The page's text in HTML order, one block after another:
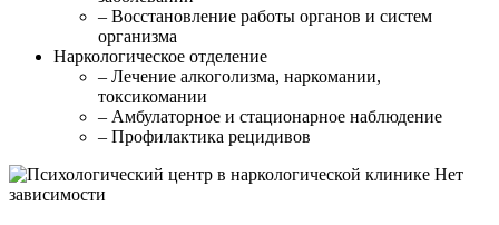
– Восстановление работы органов и систем
организма
Наркологическое отделение
– Лечение алкоголизма, наркомании,
токсикомании
– Амбулаторное и стационарное наблюдение
– Профилактика рецидивов